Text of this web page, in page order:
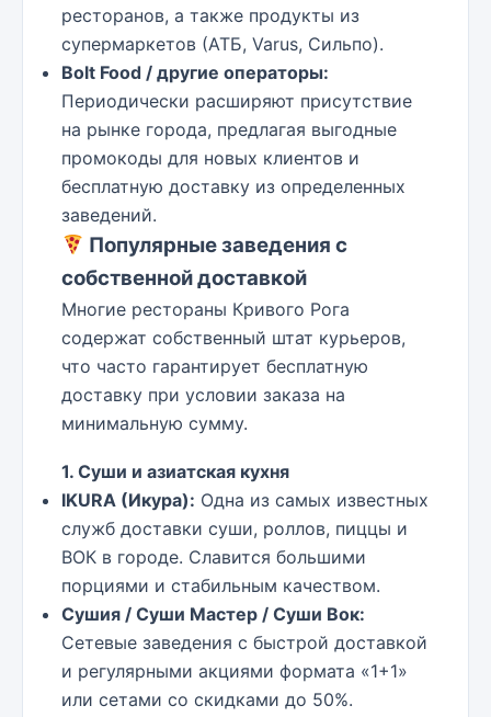
ресторанов, а также продукты из
супермаркетов (АТБ, Varus, Сильпо).
Bolt Food / другие операторы:
Периодически расширяют присутствие
на рынке города, предлагая выгодные
промокоды для новых клиентов и
бесплатную доставку из определенных
заведений.
Популярные заведения с
собственной доставкой
Многие рестораны Кривого Рога
содержат собственный штат курьеров,
что часто гарантирует бесплатную
доставку при условии заказа на
минимальную сумму.
1. Суши и азиатская кухня
IKURA (Икура): Одна из самых известных
служб доставки суши, роллов, пиццы и
ВОК в городе. Славится большими
порциями и стабильным качеством.
Сушия / Суши Мастер / Суши Вок:
Сетевые заведения с быстрой доставкой
и регулярными акциями формата «1+1»
или сетами со скидками до 50%.